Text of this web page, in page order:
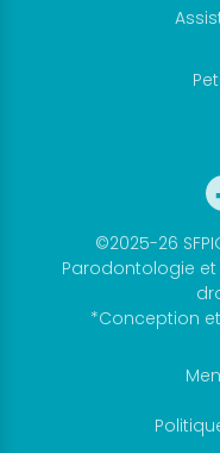
©2025-26
Parodontologie
*Conception